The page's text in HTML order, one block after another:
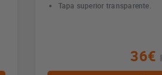
Tapa superior transparente.
36€